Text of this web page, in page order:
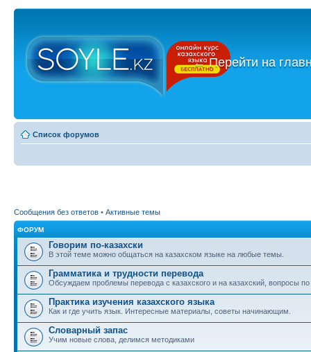
←Перейти на
Список форумов
Сообщения без ответов • Активные темы
ФОРУМ
Говорим по-казахски
В этой теме можно общаться на казахском языке на любые темы.
Грамматика и трудности перевода
Обсуждаем проблемы перевода с казахского и на казахский, вопросы
Практика изучения казахского языка
Как и где учить язык. Интересные материалы, советы начинающим.
Словарный запас
Учим новые слова, делимся методиками